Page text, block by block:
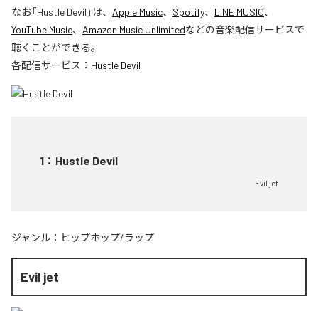
なお「Hustle Devil 」は、 Apple Music、 Spotify、 LINE MUSIC、
YouTube Music、 Amazon Music Unlimitedなどの音楽配信サービスで
聴くことができる。
各配信サービス： Hustle Devil
1 ： Hustle Devil
Evil jet
ジャンル： ヒップホップ/ラップ
Evil jet